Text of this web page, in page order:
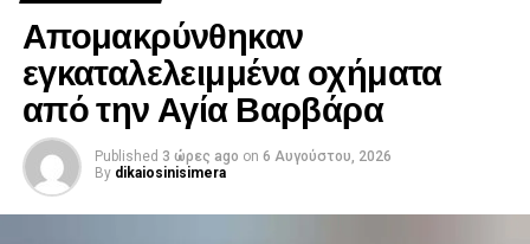
Απομακρύνθηκαν
εγκαταλελειμμένα οχήματα
από την Αγία Βαρβάρα
Published 3 ώρες ago on 6 Αυγούστου, 2026
By dikaiosinisimera